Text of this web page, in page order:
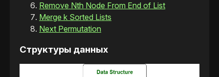
Remove Nth Node From End of List
Merge k Sorted Lists
Next Permutation
Структуры данных